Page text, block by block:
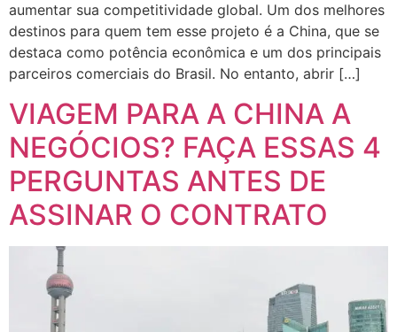
aumentar sua competitividade global. Um dos melhores
destinos para quem tem esse projeto é a China, que se
destaca como potência econômica e um dos principais
parceiros comerciais do Brasil. No entanto, abrir […]
VIAGEM PARA A CHINA A
NEGÓCIOS? FAÇA ESSAS 4
PERGUNTAS ANTES DE
ASSINAR O CONTRATO